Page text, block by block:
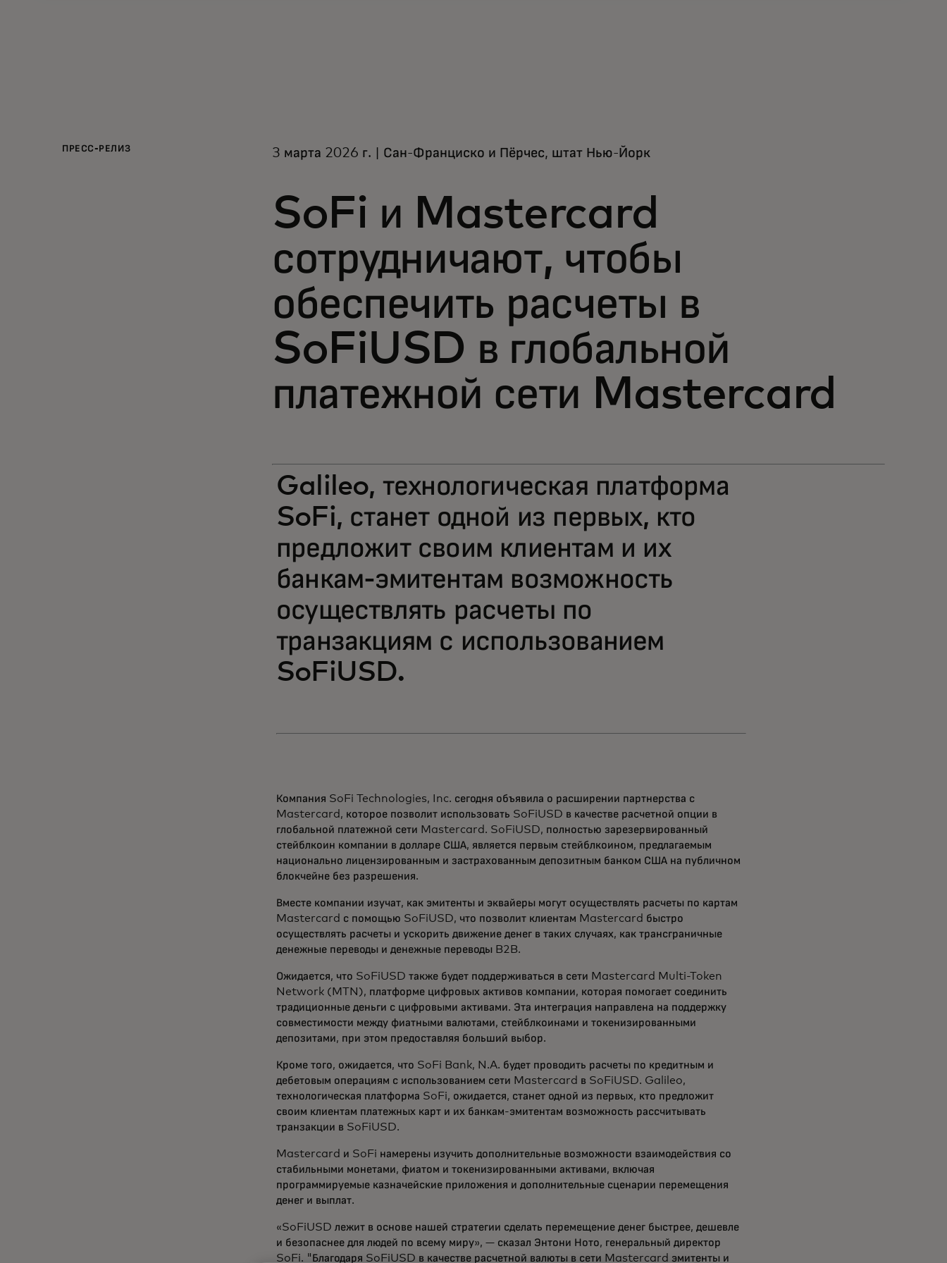
ПРЕСС-РЕЛИЗ 3 марта 2026 г. | Сан-Франциско и Пёрчес, штат Нью-Йорк
SoFi и Mastercard
сотрудничают, чтобы
обеспечить расчеты в
SoFiUSD в глобальной
платежной сети Mastercard
Galileo, технологическая платформа
SoFi, станет одной из первых, кто
предложит своим клиентам и их
банкам-эмитентам возможность
осуществлять расчеты по
транзакциям с использованием
SoFiUSD.
Компания SoFi Technologies, Inc. сегодня объявила о расширении партнерства с
Mastercard, которое позволит использовать SoFiUSD в качестве расчетной опции в
глобальной платежной сети Mastercard. SoFiUSD, полностью зарезервированный
стейблкоин компании в долларе США, является первым стейблкоином, предлагаемым
национально лицензированным и застрахованным депозитным банком США на публичном
блокчейне без разрешения.
Вместе компании изучат, как эмитенты и эквайеры могут осуществлять расчеты по картам
Mastercard с помощью SoFiUSD, что позволит клиентам Mastercard быстро
осуществлять расчеты и ускорить движение денег в таких случаях, как трансграничные
денежные переводы и денежные переводы B2B.
Ожидается, что SoFiUSD также будет поддерживаться в сети Mastercard Multi-Token
Network (MTN), платформе цифровых активов компании, которая помогает соединить
традиционные деньги с цифровыми активами. Эта интеграция направлена на поддержку
совместимости между фиатными валютами, стейблкоинами и токенизированными
депозитами, при этом предоставляя больший выбор.
Кроме того, ожидается, что SoFi Bank, N.A. будет проводить расчеты по кредитным и
дебетовым операциям с использованием сети Mastercard в SoFiUSD. Galileo,
технологическая платформа SoFi, ожидается, станет одной из первых, кто предложит
своим клиентам платежных карт и их банкам-эмитентам возможность рассчитывать
транзакции в SoFiUSD.
Mastercard и SoFi намерены изучить дополнительные возможности взаимодействия со
стабильными монетами, фиатом и токенизированными активами, включая
программируемые казначейские приложения и дополнительные сценарии перемещения
денег и выплат.
«SoFiUSD лежит в основе нашей стратегии сделать перемещение денег быстрее, дешевле
и безопаснее для людей по всему миру», — сказал Энтони Ното, генеральный директор
SoFi. "Благодаря SoFiUSD в качестве расчетной валюты в сети Mastercard эмитенты и